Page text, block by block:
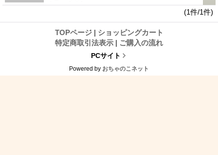
(1件/1件)
TOPページ | ショッピングカート
特定商取引法表示 | ご購入の流れ
PCサイト
Powered by おちゃのこネット